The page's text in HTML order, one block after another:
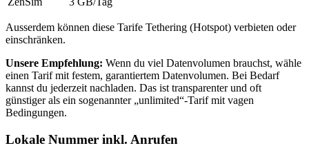
Ausserdem können diese Tarife Tethering (Hotspot) verbieten oder
einschränken.
Unsere Empfehlung: Wenn du viel Datenvolumen brauchst, wähle
einen Tarif mit festem, garantiertem Datenvolumen. Bei Bedarf
kannst du jederzeit nachladen. Das ist transparenter und oft
günstiger als ein sogenannter „unlimited“-Tarif mit vagen
Bedingungen.
Lokale Nummer inkl. Anrufen